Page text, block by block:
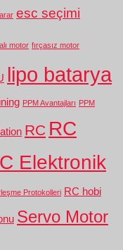
esc seçimi
motor fırçasız motor
lipo batarya
PPM Avantajları PPM
RC RC
Elektronik
Protokolleri RC hobi
Servo Motor